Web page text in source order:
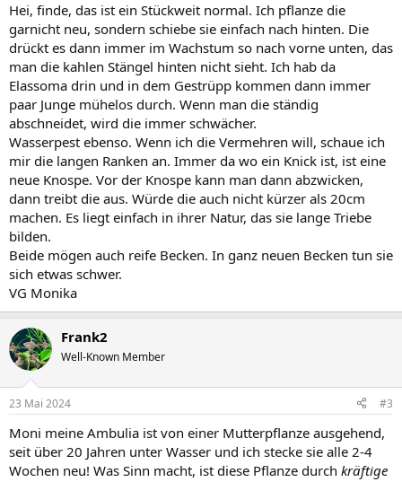
Hei, finde, das ist ein Stückweit normal. Ich pflanze die
garnicht neu, sondern schiebe sie einfach nach hinten. Die
drückt es dann immer im Wachstum so nach vorne unten, das
man die kahlen Stängel hinten nicht sieht. Ich hab da
Elassoma drin und in dem Gestrüpp kommen dann immer
paar Junge mühelos durch. Wenn man die ständig
abschneidet, wird die immer schwächer.
Wasserpest ebenso. Wenn ich die Vermehren will, schaue ich
mir die langen Ranken an. Immer da wo ein Knick ist, ist eine
neue Knospe. Vor der Knospe kann man dann abzwicken,
dann treibt die aus. Würde die auch nicht kürzer als 20cm
machen. Es liegt einfach in ihrer Natur, das sie lange Triebe
bilden.
Beide mögen auch reife Becken. In ganz neuen Becken tun sie
sich etwas schwer.
VG Monika
Frank2
Well-Known Member
23 Mai 2024 #3
Moni meine Ambulia ist von einer Mutterpflanze ausgehend,
seit über 20 Jahren unter Wasser und ich stecke sie alle 2-4
Wochen neu! Was Sinn macht, ist diese Pflanze durch kräftige